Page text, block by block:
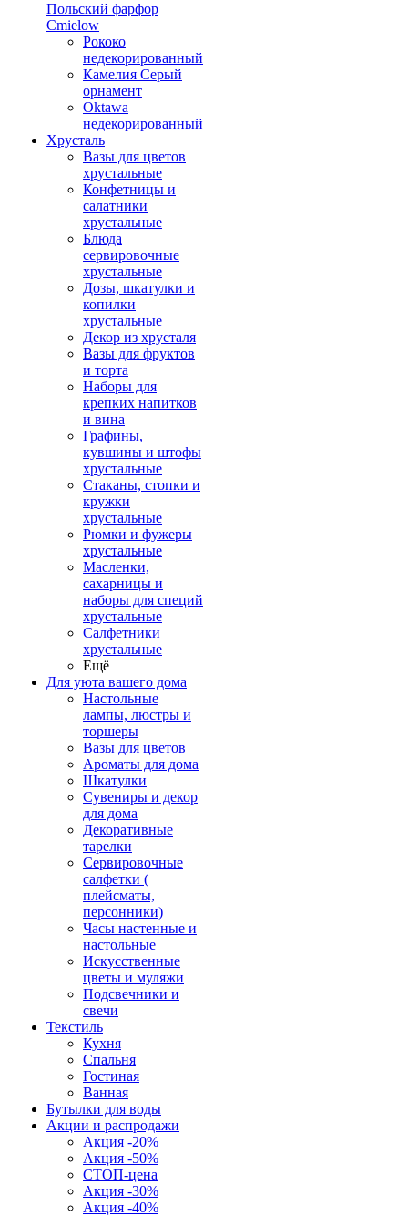
Польский фарфор
Сmielow
Рококо
недекорированный
Камелия Серый
орнамент
Oktawa
недекорированный
Хрусталь
Вазы для цветов
хрустальные
Конфетницы и
салатники
хрустальные
Блюда
сервировочные
хрустальные
Дозы, шкатулки и
копилки
хрустальные
Декор из хрусталя
Вазы для фруктов
и торта
Наборы для
крепких напитков
и вина
Графины,
кувшины и штофы
хрустальные
Стаканы, стопки и
кружки
хрустальные
Рюмки и фужеры
хрустальные
Масленки,
сахарницы и
наборы для специй
хрустальные
Салфетники
хрустальные
Ещё
Для уюта вашего дома
Настольные
лампы, люстры и
торшеры
Вазы для цветов
Ароматы для дома
Шкатулки
Сувениры и декор
для дома
Декоративные
тарелки
Сервировочные
салфетки (
плейсматы,
персонники)
Часы настенные и
настольные
Искусственные
цветы и муляжи
Подсвечники и
свечи
Текстиль
Кухня
Спальня
Гостиная
Ванная
Бутылки для воды
Акции и распродажи
Акция -20%
Акция -50%
СТОП-цена
Акция -30%
Акция -40%